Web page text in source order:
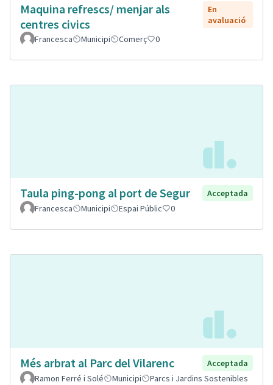
Maquina refrescs/ menjar als
centres civics
En
avaluació
Francesca
Municipi Comerç 0
Taula ping-pong al port de Segur
Acceptada
Francesca
Municipi Espai Públic 0
Més arbrat al Parc del Vilarenc
Acceptada
Ramon Ferré i Solé
Municipi
Parcs i Jardins Sostenibles